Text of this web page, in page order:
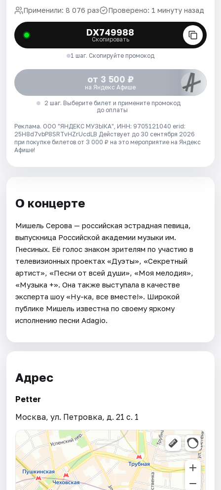
Применили: 8 076 раз Проверено: 1 минуту назад
DX749988
Скопировать
1 шаг. Скопируйте промокод
от 3 500 ₽
на Яндекс Афише
2 шаг. Выберите билет и примените промокод
до оплаты
Реклама. ООО "ЯНДЕКС МУЗЫКА", ИНН: 9705121040 erid:
25H8d7vbP8SRTvHZrUcdLB Действует до 30 сентября 2026
при покупке билетов от 3 000 ₽ на это мероприятие на Яндекс
Афише!
О концерте
Мишель Серова — российская эстрадная певица,
выпускница Российской академии музыки им.
Гнесиных. Её голос знаком зрителям по участию в
телевизионных проектах «Дуэты», «Секретный
артист», «Песни от всей души», «Моя мелодия»,
«Музыка +». Она также выступала в качестве
эксперта шоу «Ну-ка, все вместе!». Широкой
публике Мишель известна по своему яркому
исполнению песни Adagio.
Адрес
Petter
Москва, ул. Петровка, д. 21 с. 1